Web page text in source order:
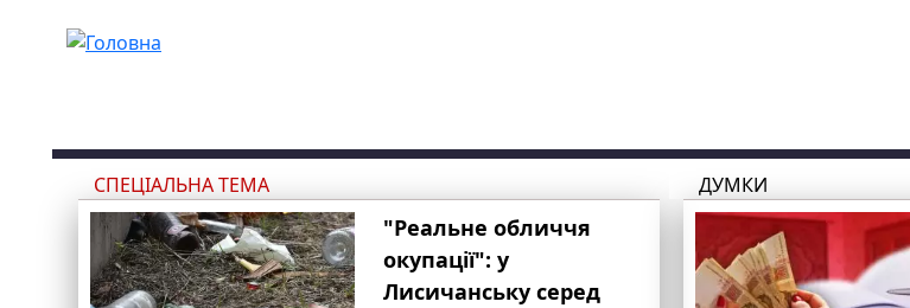
СПЕЦІАЛЬНА ТЕМА
"Реальне обличчя
окупації": у
Лисичанську серед
ДУМКИ